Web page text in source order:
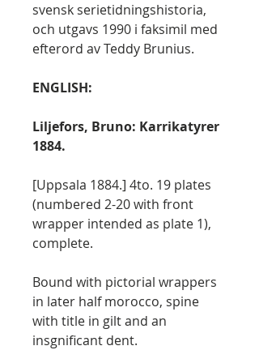
svensk serietidningshistoria,
och utgavs 1990 i faksimil med
efterord av Teddy Brunius.
ENGLISH:
Liljefors, Bruno: Karrikatyrer
1884.
[Uppsala 1884.] 4to. 19 plates
(numbered 2-20 with front
wrapper intended as plate 1),
complete.
Bound with pictorial wrappers
in later half morocco, spine
with title in gilt and an
insgnificant dent.